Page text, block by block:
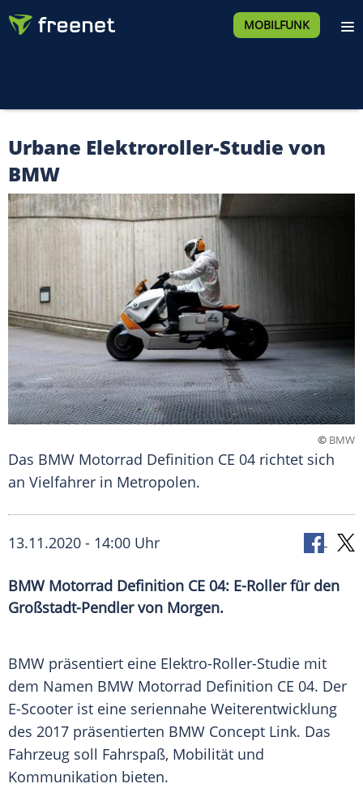
MOBILFUNK
Urbane Elektroroller-Studie von
BMW
© BMW
Das BMW Motorrad Definition CE 04 richtet sich
an Vielfahrer in Metropolen.
13.11.2020 - 14:00 Uhr
BMW Motorrad Definition CE 04: E-Roller für den
Großstadt-Pendler von Morgen.
BMW präsentiert eine Elektro-Roller-Studie mit
dem Namen BMW Motorrad Definition CE 04. Der
E-Scooter ist eine seriennahe Weiterentwicklung
des 2017 präsentierten BMW Concept Link. Das
Fahrzeug soll Fahrspaß, Mobilität und
Kommunikation bieten.